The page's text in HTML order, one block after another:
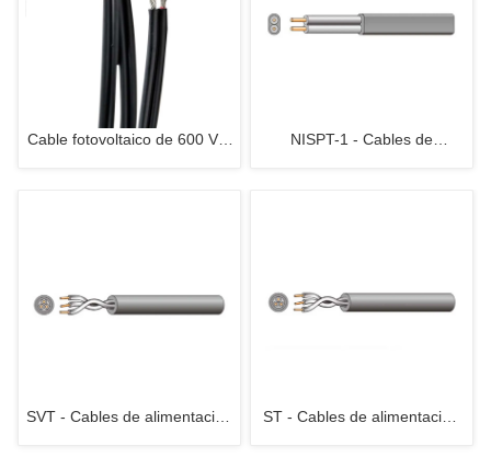
Cable fotovoltaico de 600 V ~
NISPT-1 - Cables de
SVT - Cables de alimentación
ST - Cables de alimentación